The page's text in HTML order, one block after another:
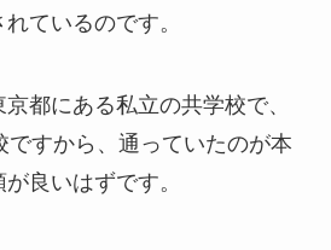
ているのです。
都にある私立の共学校で、
ですから、通っていたのが本
良いはずです。